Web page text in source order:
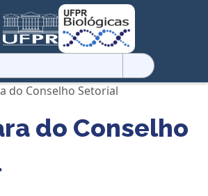
do Conselho Setorial
do Conselho